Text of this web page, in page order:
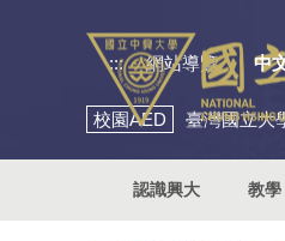
::: 網站導覽 中
校園AED 臺灣國立大
認識興大 教學